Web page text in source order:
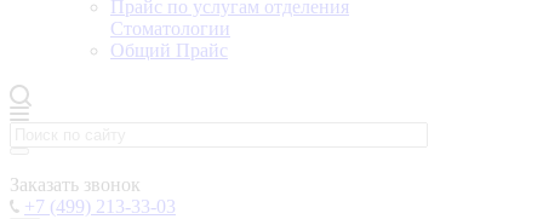
Прайс по услугам отделения
Стоматологии
Общий Прайс
Заказать звонок
+7 (499) 213-33-03